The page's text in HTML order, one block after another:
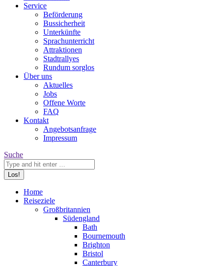
Service
Beförderung
Bussicherheit
Unterkünfte
Sprachunterricht
Attraktionen
Stadtrallyes
Rundum sorglos
Über uns
Aktuelles
Jobs
Offene Worte
FAQ
Kontakt
Angebotsanfrage
Impressum
Search:
Suche
Home
Reiseziele
Großbritannien
Südengland
Bath
Bournemouth
Brighton
Bristol
Canterbury